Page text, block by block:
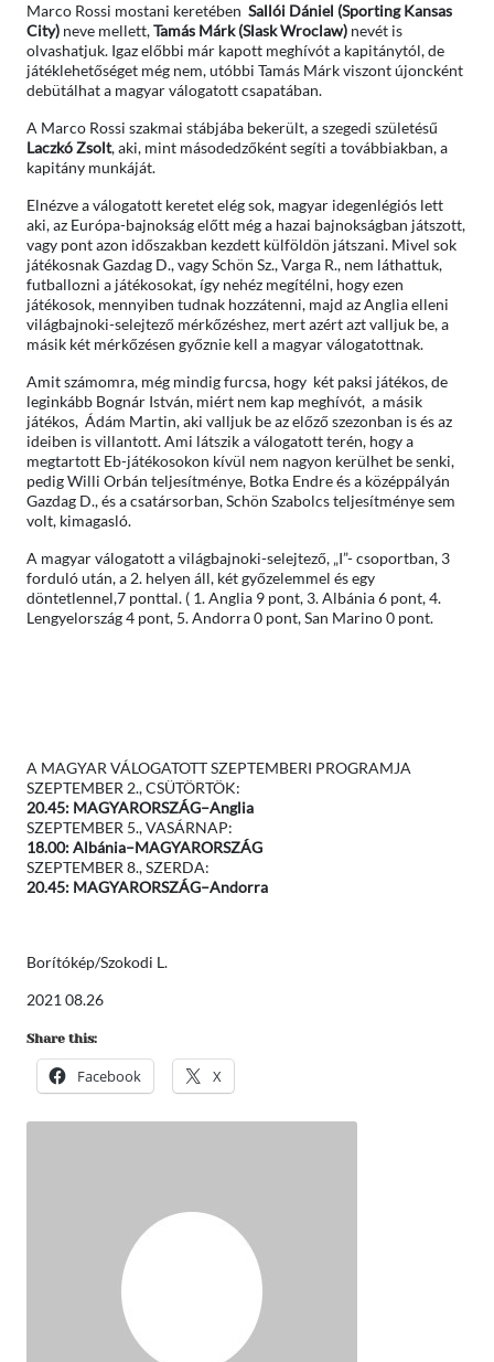
Marco Rossi mostani keretében Sallói Dániel (Sporting Kansas
City)neve mellett,Tamás Márk (Slask Wroclaw) nevét is
olvashatjuk. Igaz előbbi már kapott meghívót a kapitánytól, de
játéklehetőséget még nem, utóbbi Tamás Márk viszont újoncként
debütálhat a magyar válogatott csapatában.
A Marco Rossi szakmai stábjába bekerült, a szegedi születésű
Laczkó Zsolt, aki, mint másodedzőként segíti a továbbiakban, a
kapitány munkáját.
Elnézve a válogatott keretet elég sok, magyar idegenlégiós lett
aki, az Európa-bajnokság előtt még a hazai bajnokságban játszott,
vagy pont azon időszakban kezdett külföldön játszani. Mivel sok
játékosnak Gazdag D., vagy Schön Sz., Varga R., nem láthattuk,
futballozni a játékosokat, így nehéz megítélni, hogy ezen
játékosok, mennyiben tudnak hozzátenni, majd az Anglia elleni
világbajnoki-selejtező mérkőzéshez, mert azért azt valljuk be, a
másik két mérkőzésen győznie kell a magyar válogatottnak.
Amit számomra, még mindig furcsa, hogy két paksi játékos, de
leginkább Bognár István, miért nem kap meghívót, a másik
játékos, Ádám Martin, aki valljuk be az előző szezonban is és az
ideiben is villantott. Ami látszik a válogatott terén, hogy a
megtartott Eb-játékosokon kívül nem nagyon kerülhet be senki,
pedig Willi Orbán teljesítménye, Botka Endre és a középpályán
Gazdag D., és a csatársorban, Schön Szabolcs teljesítménye sem
volt, kimagasló.
A magyar válogatott a világbajnoki-selejtező, „I”- csoportban, 3
forduló után, a 2. helyen áll, két győzelemmel és egy
döntetlennel,7 ponttal. ( 1. Anglia 9 pont, 3. Albánia 6 pont, 4.
Lengyelország 4 pont, 5. Andorra 0 pont, San Marino 0 pont.
A MAGYAR VÁLOGATOTT SZEPTEMBERI PROGRAMJA
SZEPTEMBER 2., CSÜTÖRTÖK:
20.45: MAGYARORSZÁG–Anglia
SZEPTEMBER 5., VASÁRNAP:
18.00: Albánia–MAGYARORSZÁG
SZEPTEMBER 8., SZERDA:
20.45: MAGYARORSZÁG–Andorra
Borítókép/Szokodi L.
2021 08.26
Share this:
Facebook X